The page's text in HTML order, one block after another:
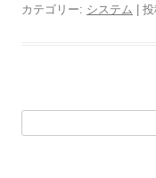
カテゴリー: システム |